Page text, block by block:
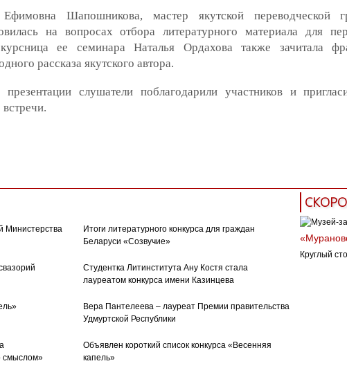
Шапошникова, мастер якутской переводческой
на вопросах отбора литературного материала для
ее семинара Наталья Ордахова также зачитала
рассказа якутского автора.
презентации слушатели поблагодарили участников и
Министерства
Итоги литературного конкурса для граждан
Беларуси «Созвучие»
Студентка Литинститута Ану Костя стала
лауреатом конкурса имени Казинцева
Вера Пантелеева – лауреат Премии правительства
Удмуртской Республики
смыслом»
Объявлен короткий список конкурса «Весенняя
капель»
СКОРО
Круглый